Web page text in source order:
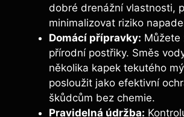
dobré drenážní vlastnosti,
minimalizovat riziko
Domácí přípravky: Můžete
přírodní postřiky. Směs
několika kapek tekutého
posloužit jako efektivní
škůdcům bez chemie.
Pravidelná údržba: